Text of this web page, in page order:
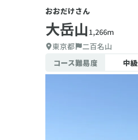
おおだけさん
大岳山1,266m
東京都
二百名山
コース難易度
中級